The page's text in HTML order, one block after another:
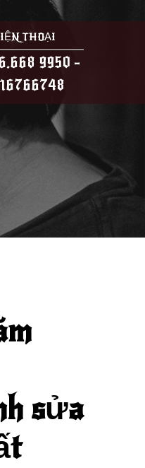
THOẠI
9950 -
sửa